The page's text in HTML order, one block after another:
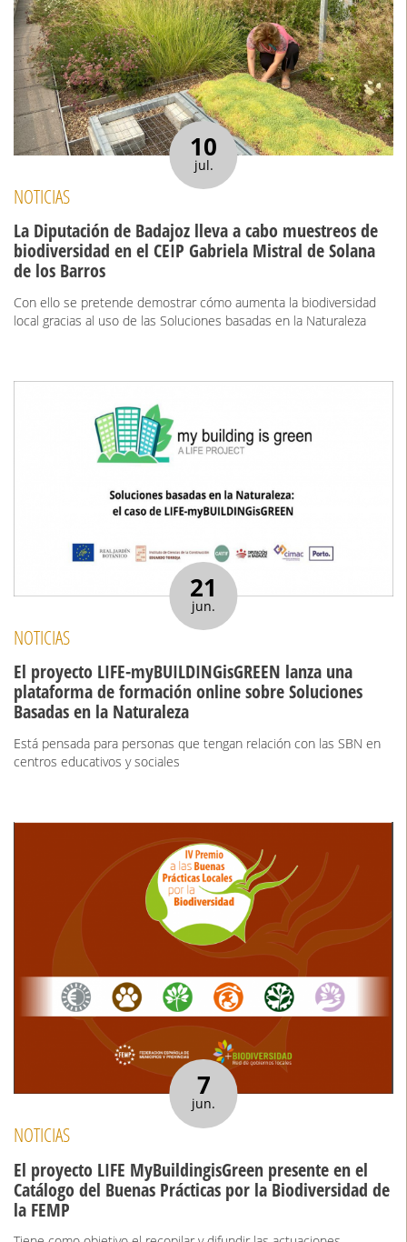
10
jul.
NOTICIAS
La Diputación de Badajoz lleva a cabo muestreos de
biodiversidad en el CEIP Gabriela Mistral de Solana
de los Barros
Con ello se pretende demostrar cómo aumenta la biodiversidad
local gracias al uso de las Soluciones basadas en la Naturaleza
21
jun.
NOTICIAS
El proyecto LIFE-myBUILDINGisGREEN lanza una
plataforma de formación online sobre Soluciones
Basadas en la Naturaleza
Está pensada para personas que tengan relación con las SBN en
centros educativos y sociales
7
jun.
NOTICIAS
El proyecto LIFE MyBuildingisGreen presente en el
Catálogo del Buenas Prácticas por la Biodiversidad de
la FEMP